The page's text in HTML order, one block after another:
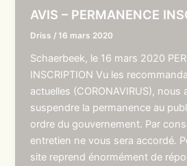
AVIS – PERMANENCE
Driss /16 mars 2020
Schaerbeek, le 16 mars 2020
INSCRIPTION Vu les
actuelles (CORONAVIRUS),
suspendre la permanence au
ordre du gouvernement. Par
entretien ne vous sera accordé.
site reprend énormément de